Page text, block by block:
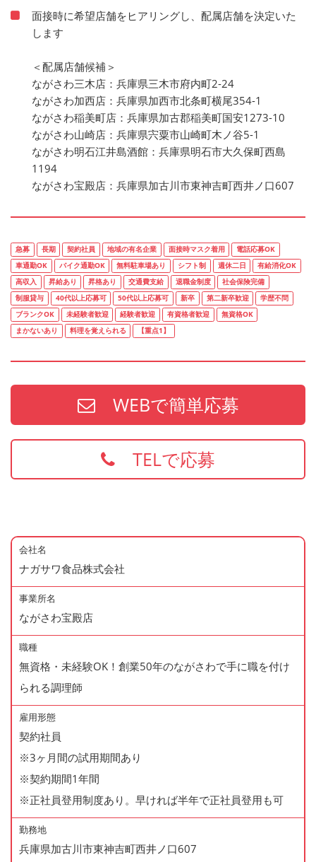
面接時に希望店舗をヒアリングし、配属店舗を決定いた
します
＜配属店舗候補＞
ながさわ三木店：兵庫県三木市府内町2-24
ながさわ加西店：兵庫県加西市北条町横尾354-1
ながさわ稲美町店：兵庫県加古郡稲美町国安1273-10
ながさわ山崎店：兵庫県宍粟市山崎町木ノ谷5-1
ながさわ明石江井島酒館：兵庫県明石市大久保町西島
1194
ながさわ宝殿店：兵庫県加古川市東神吉町西井ノ口607
急募 長期 契約社員 地域の有名企業 面接時マスク着用
電話応募OK
車通勤OK
バイク通勤OK 無料駐車場あり シフト制 週休二日
有給消化OK
高収入
昇給あり 昇格あり 交通費支給 退職金制度
社会保険完備
制服貸与
40代以上応募可 50代以上応募可 新卒 第二新卒歓迎
学歴不問
ブランクOK
未経験者歓迎 経験者歓迎 有資格者歓迎
無資格OK
まかないあり
料理を覚えられる 【重点1】
WEBで簡単応募
TELで応募
会社名
ナガサワ食品株式会社
事業所名
ながさわ宝殿店
職種
無資格・未経験OK！創業50年のながさわで手に職を付け
られる調理師
雇用形態
契約社員
※3ヶ月間の試用期間あり
※契約期間1年間
※正社員登用制度あり。早ければ半年で正社員登用も可
勤務地
兵庫県加古川市東神吉町西井ノ口607